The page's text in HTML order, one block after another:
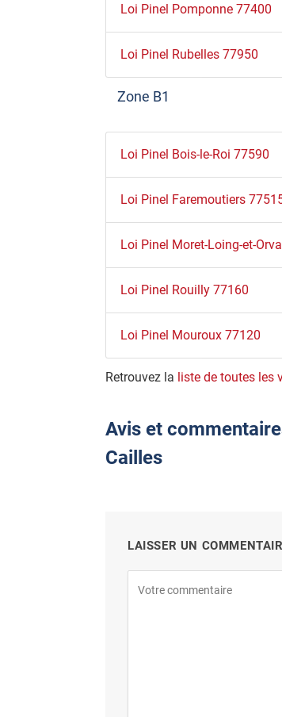
Loi Pinel Pomponne 77400
Loi Pinel Rubelles 77950
Zone B1
Loi Pinel Bois-le-Roi 77590
Loi Pinel Faremoutiers
Loi Pinel Moret-Loing-et-
Loi Pinel Rouilly 77160
Loi Pinel Mouroux 77120
Retrouvez la liste de toutes les
Avis et
Cailles
LAISSER UN